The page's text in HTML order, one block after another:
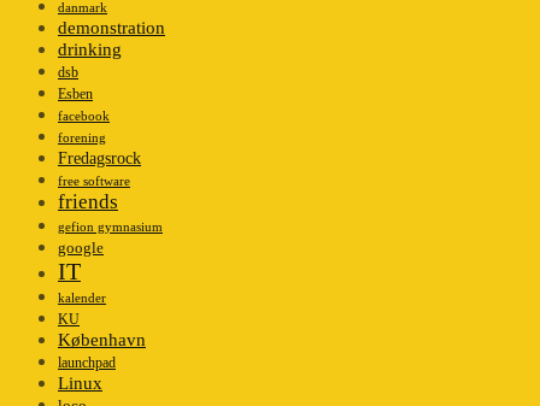
danmark
demonstration
drinking
dsb
Esben
facebook
forening
Fredagsrock
free software
friends
gefion gymnasium
google
IT
kalender
KU
København
launchpad
Linux